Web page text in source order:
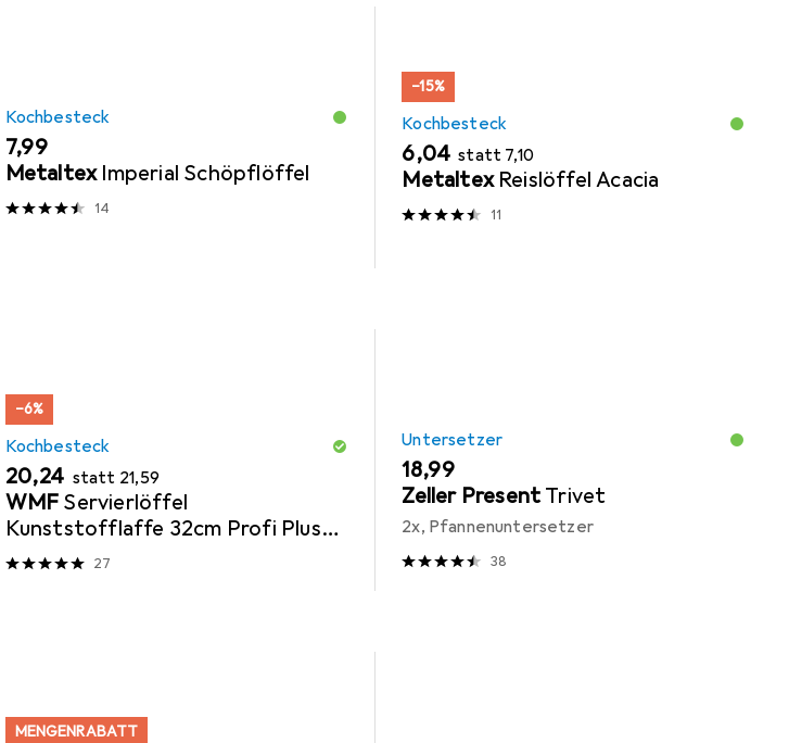
Kochbesteck
EUR
7,99
Metaltex Imperial Schöpflöffel
14
−15%
Kochbesteck
EUR
6,04 statt EUR
7,10
Metaltex Reislöffel Acacia
11
−6%
Kochbesteck
EUR
20,24 statt EUR
21,59
WMF Servierlöffel
Kunststofflaffe 32cm Profi Plus
Edelstahl hitzebeständig bis
27
Untersetzer
EUR
18,99
Zeller PresentTrivet
2x, Pfannenuntersetzer
38
MENGENRABATT